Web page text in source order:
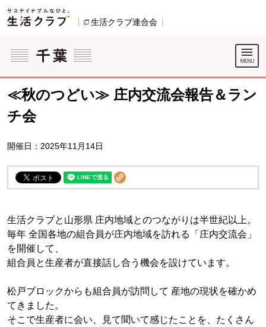
ページの先頭です。
生活クラブ連合会
ここからサイト内共通メニューです。
サイト内共通メニューをスキップする
サイト内共通メニューここまで。
≪秋のつどい≫ 庄内交流会報告＆ラン
チ会
開催日：2025年11月14日
生活クラブと山形県 庄内地域とのつながりは半世紀以上。
毎年 全国各地の組合員が庄内地域を訪れる「庄内交流会」
を開催して、
組合員と生産者が直接話し合う機会を設けています。
松戸ブロックからも組合員が訪問して 産地の現状を確かめ
てきました。
そこで生産者に会い、見て聞いて感じたことを、たくさん